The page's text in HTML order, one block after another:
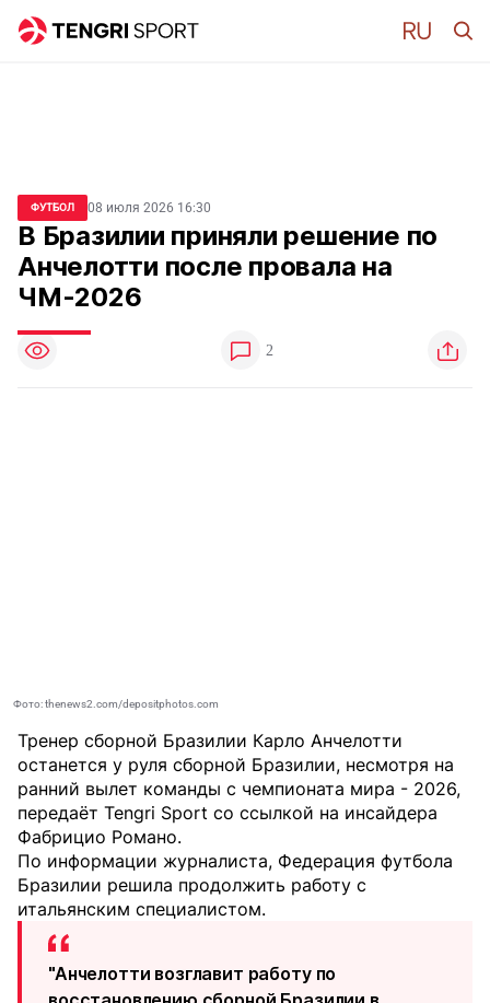
ФУТБОЛ 08 июля 2026 16:30
В Бразилии приняли решение по
Анчелотти после провала на
ЧМ-2026
2
Фото: thenews2.com/depositphotos.com
Тренер сборной Бразилии Карло Анчелотти
останется у руля сборной Бразилии, несмотря на
ранний вылет команды с чемпионата мира - 2026,
передаёт Tengri Sport со ссылкой на инсайдера
Фабрицио Романо.
По информации журналиста, Федерация футбола
Бразилии решила продолжить работу с
итальянским специалистом.
"Анчелотти возглавит работу по